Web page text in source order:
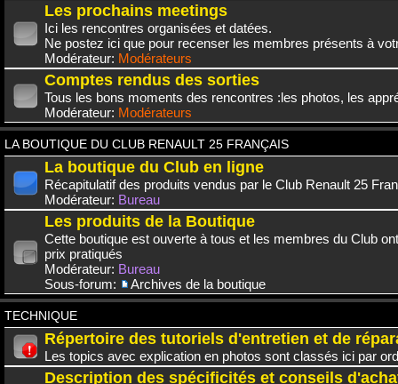
Les prochains meetings
Ici les rencontres organisées et datées.
Ne postez ici que pour recenser les membres présents à
Modérateur: Modérateurs
Comptes rendus des sorties
Tous les bons moments des rencontres :les photos, les
Modérateur: Modérateurs
LA BOUTIQUE DU CLUB RENAULT 25 FRANÇAIS
La boutique du Club en ligne
Récapitulatif des produits vendus par le Club Renault 25
Modérateur: Bureau
Les produits de la Boutique
Cette boutique est ouverte à tous et les membres du Club
prix pratiqués
Modérateur: Bureau
Sous-forum:
Archives de la boutique
TECHNIQUE
Répertoire des tutoriels d'entretien et de
Les topics avec explication en photos sont classés ici par
Description des spécificités et conseils